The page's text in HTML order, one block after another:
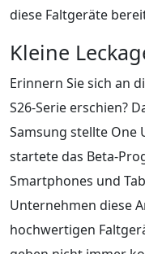
diese Faltgeräte
Kleine
Erinnern Sie sich an
S26-Serie erschien?
Samsung stellte One
startete das Beta-
Smartphones und
Unternehmen diese
hochwertigen